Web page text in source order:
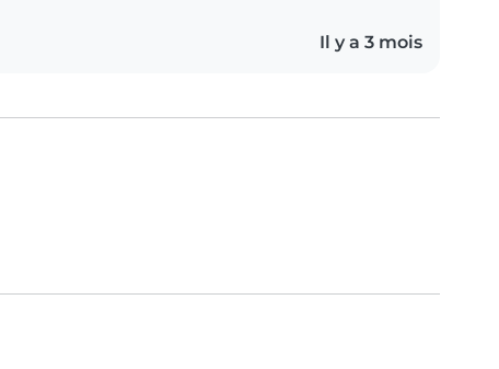
Il y a 3 mois